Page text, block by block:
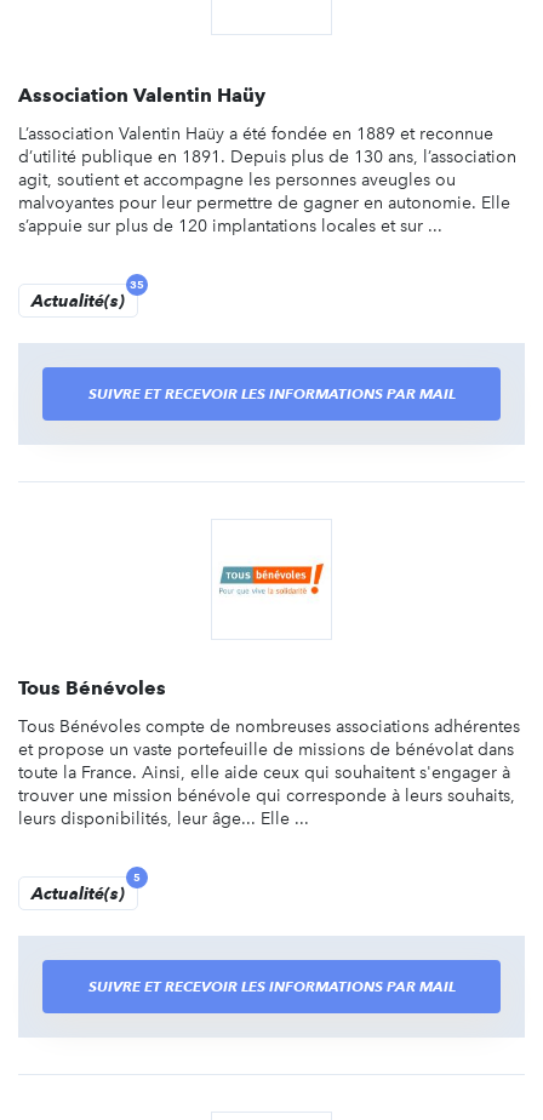
Association Valentin Haüy
L’association Valentin Haüy a été fondée en 1889 et reconnue
d’utilité publique en 1891. Depuis plus de 130 ans, l’association
agit, soutient et accompagne les personnes aveugles ou
malvoyantes pour leur permettre de gagner en autonomie. Elle
s’appuie sur plus de 120 implantations locales et sur ...
Actualité(s)
35
SUIVRE ET RECEVOIR LES INFORMATIONS PAR MAIL
Tous Bénévoles
Tous Bénévoles compte de nombreuses associations adhérentes
et propose un vaste portefeuille de missions de bénévolat dans
toute la France. Ainsi, elle aide ceux qui souhaitent s'engager à
trouver une mission bénévole qui corresponde à leurs souhaits,
leurs disponibilités, leur âge... Elle ...
Actualité(s)
5
SUIVRE ET RECEVOIR LES INFORMATIONS PAR MAIL